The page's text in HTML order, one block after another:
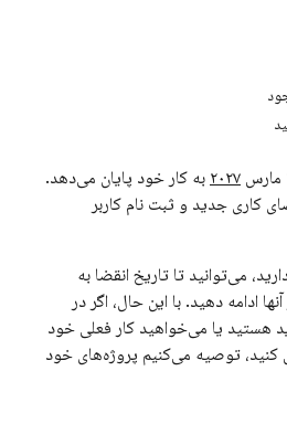
۲۰۲۷ به کار خود پایان می‌دهد.
ایجاد فضای کاری جدید و ثبت نام کاربر
می‌توانید تا تاریخ انقضا به
ادامه دهید. با این حال، اگر در
هستید یا می‌خواهید کار فعلی خود
کنید، توصیه می‌کنیم پروژه‌های خود